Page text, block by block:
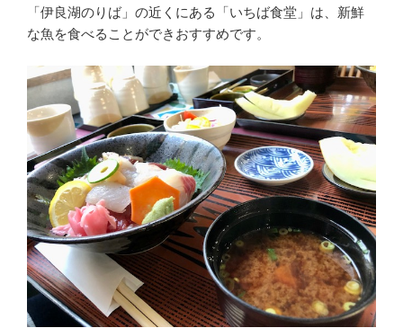
「伊良湖のりば」の近くにある「いちば食堂」は、新鮮
な魚を食べることができおすすめです。